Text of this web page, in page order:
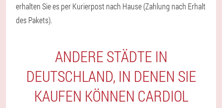
erhalten Sie es per Kurierpost nach Hause (Zahlung nach Erhalt
des Pakets).
ANDERE STÄDTE IN
DEUTSCHLAND, IN DENEN SIE
KAUFEN KÖNNEN CARDIOL